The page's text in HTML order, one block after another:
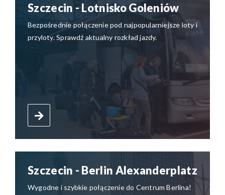
Szczecin - Lotnisko Goleniów
Bezpośrednie połączenie pod najpopularniejsze loty i
przyloty. Sprawdź aktualny rozkład jazdy.
Szczecin - Berlin Alexanderplatz
Wygodne i szybkie połączenie do Centrum Berlina!